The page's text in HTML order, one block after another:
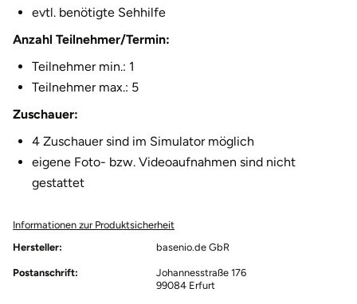
evtl. benötigte Sehhilfe
Anzahl Teilnehmer/Termin:
Teilnehmer min.: 1
Teilnehmer max.: 5
Zuschauer:
4 Zuschauer sind im Simulator möglich
eigene Foto- bzw. Videoaufnahmen sind nicht
gestattet
Informationen zur Produktsicherheit
Hersteller:
basenio.de GbR
Postanschrift:
Johannesstraße 176
99084 Erfurt
Horb am Neckar
Ingolstadt
Jena
Jerichower Land
Karlsruhe